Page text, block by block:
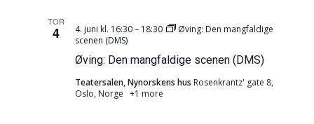
TOR
4
Øving: Den mangfaldige scenen (DMS)
4. juni kl. 16:30– 18:30
Øving: Den mangfaldige
scenen (DMS)
Teatersalen, Nynorskens hus Rosenkrantz' gate 8,
Oslo, Norge +1 more